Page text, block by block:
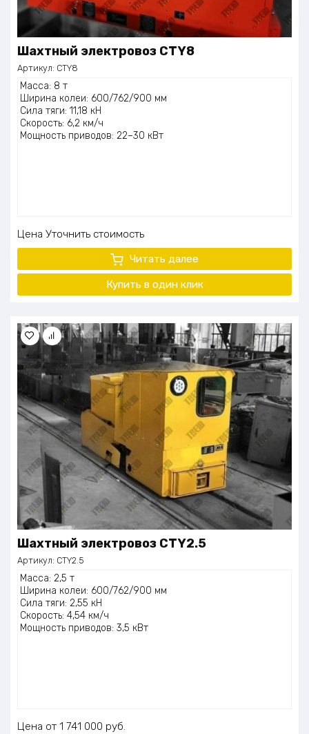
Шахтный электровоз CTY8
Артикул: CTY8
Масса: 8 т
Ширина колеи: 600/762/900 мм
Сила тяги: 11,18 кН
Скорость: 6,2 км/ч
Мощность приводов: 22–30 кВт
Цена Уточнить стоимость
Читать далее
Купить в один клик
Шахтный электровоз CTY2.5
Артикул: CTY2.5
Масса: 2,5 т
Ширина колеи: 600/762/900 мм
Сила тяги: 2,55 кН
Скорость: 4,54 км/ч
Мощность приводов: 3,5 кВт
Цена 1 741 000 руб.